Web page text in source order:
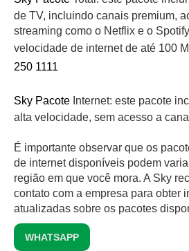
de TV, incluindo canais premium,
streaming como o Netflix e o
velocidade de internet de até 100
250 1111
Sky Pacote Internet: este pacote
alta velocidade, sem acesso a
É importante observar que os
de internet disponíveis podem
região em que você mora. A Sky
contato com a empresa para obter
atualizadas sobre os pacotes
WHATSAPP